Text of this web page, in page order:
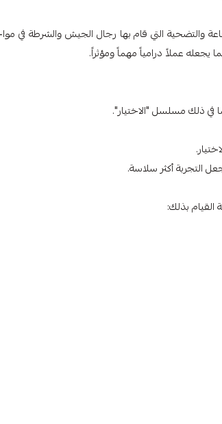
والتضحية التي قام بها رجال الجيش والشرطة في
عملاً درامياً مهماً ومؤثراً.
في ذلك مسلسل "الاختيار".
التجربة أكثر سلاسة.
بذلك: